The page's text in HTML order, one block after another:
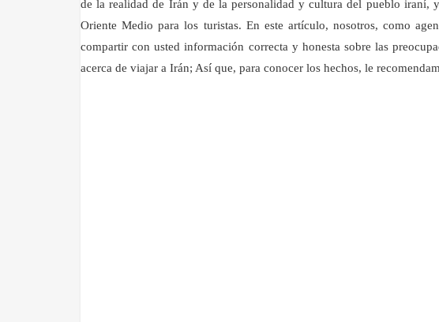
de la realidad de Irán y de la personalidad y cultura del pueblo iraní,
Oriente Medio para los turistas. En este artículo, nosotros, como
compartir con usted información correcta y honesta sobre las
acerca de viajar a Irán; Así que, para conocer los hechos, le